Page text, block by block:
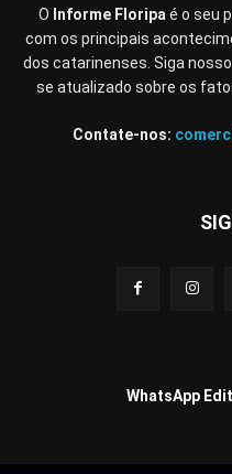
O Informe Floripaé o seu
com os principais
dos catarinenses. Siga
se atualizado sobre os
Contate-nos:
WhatsApp